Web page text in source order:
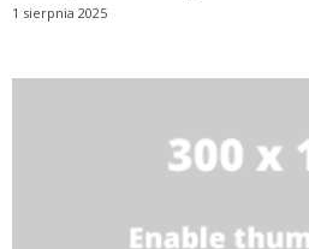
1 sierpnia 2025